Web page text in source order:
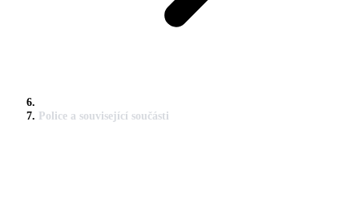
Police a související součásti